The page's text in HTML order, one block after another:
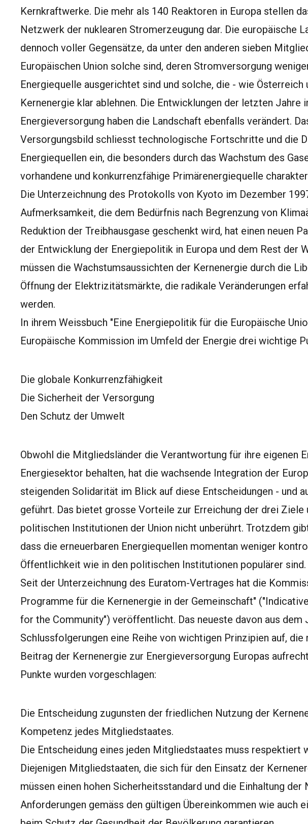
Kernkraftwerke. Die mehr als 140 Reaktoren in Europa stellen
Netzwerk der nuklearen Stromerzeugung dar. Die europäische
dennoch voller Gegensätze, da unter den anderen sieben
Europäischen Union solche sind, deren Stromversorgung
Energiequelle ausgerichtet sind und solche, die - wie Österreich
Kernenergie klar ablehnen. Die Entwicklungen der letzten Jahre
Energieversorgung haben die Landschaft ebenfalls verändert.
Versorgungsbild schliesst technologische Fortschritte und die
Energiequellen ein, die besonders durch das Wachstum des
vorhandene und konkurrenzfähige Primärenergiequelle
Die Unterzeichnung des Protokolls von Kyoto im Dezember
Aufmerksamkeit, die dem Bedürfnis nach Begrenzung von
Reduktion der Treibhausgase geschenkt wird, hat einen neuen
der Entwicklung der Energiepolitik in Europa und dem Rest der
müssen die Wachstumsaussichten der Kernenergie durch die
Öffnung der Elektrizitätsmärkte, die radikale Veränderungen
werden.
In ihrem Weissbuch "Eine Energiepolitik für die Europäische
Europäische Kommission im Umfeld der Energie drei wichtige
Die globale Konkurrenzfähigkeit
Die Sicherheit der Versorgung
Den Schutz der Umwelt
Obwohl die Mitgliedsländer die Verantwortung für ihre eigenen
Energiesektor behalten, hat die wachsende Integration der
steigenden Solidarität im Blick auf diese Entscheidungen - und
geführt. Das bietet grosse Vorteile zur Erreichung der drei Ziele
politischen Institutionen der Union nicht unberührt. Trotzdem
dass die erneuerbaren Energiequellen momentan weniger
Öffentlichkeit wie in den politischen Institutionen populärer sind.
Seit der Unterzeichnung des Euratom-Vertrages hat die
Programme für die Kernenergie in der Gemeinschaft"
for the Community") veröffentlicht. Das neueste davon aus dem
Schlussfolgerungen eine Reihe von wichtigen Prinzipien auf, die
Beitrag der Kernenergie zur Energieversorgung Europas
Punkte wurden vorgeschlagen:
Die Entscheidung zugunsten der friedlichen Nutzung der
Kompetenz jedes Mitgliedstaates.
Die Entscheidung eines jeden Mitgliedstaates muss respektiert
Diejenigen Mitgliedstaaten, die sich für den Einsatz der
müssen einen hohen Sicherheitsstandard und die Einhaltung
Anforderungen gemäss den gültigen Übereinkommen wie auch